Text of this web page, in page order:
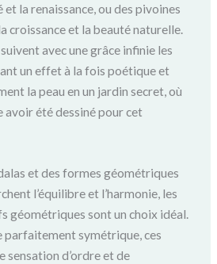
la renaissance, ou des pivoines
croissance et la beauté naturelle.
avec une grâce infinie les
un effet à la fois poétique et
la peau en un jardin secret, où
avoir été dessiné pour cet
et des formes géométriques
l’équilibre et l’harmonie, les
géométriques sont un choix idéal.
parfaitement symétrique, ces
sensation d’ordre et de